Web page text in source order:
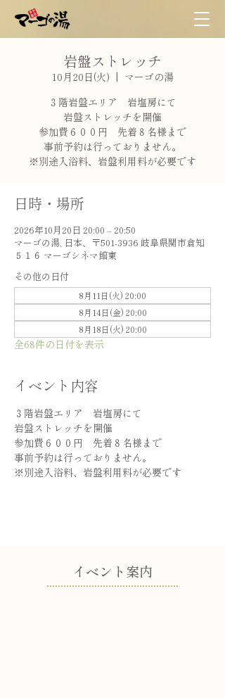
岩盤ストレッチ
10月20日(火)
  |
マーゴの湯
３階岩盤エリア 岩塩房にて
岩盤ストレッチを開催
参加費６００円 先着８名様まで
事前予約は行っておりません。
※別途入浴料、岩盤利用料が必要です
日時・場所
2026年10月20日 20:00 – 20:50
マーゴの湯, 日本、〒501-3936 岐阜県関市倉知
５１６ マーゴシネマ館東
その他の日付
8月11日(火) 20:00
8月14日(金) 20:00
8月18日(火) 20:00
全68件の日付を表示
イベント内容
３階岩盤エリア　岩塩房にて
岩盤ストレッチを開催
参加費６００円　先着８名様まで
事前予約は行っておりません。
※別途入浴料、岩盤利用料が必要です
​イベント案内